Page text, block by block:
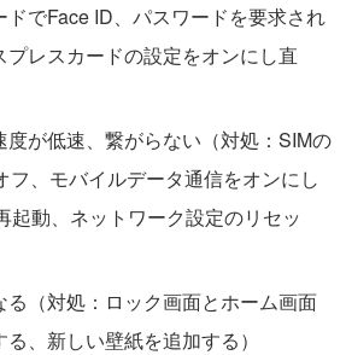
ドでFace ID、パスワードを要求され
プレスカードの設定をオンにし直
度が低速、繋がらない（対処：SIMの
フ、モバイルデータ通信をオンにし
起動、ネットワーク設定のリセッ
る（対処：ロック画面とホーム画面
、新しい壁紙を追加する）